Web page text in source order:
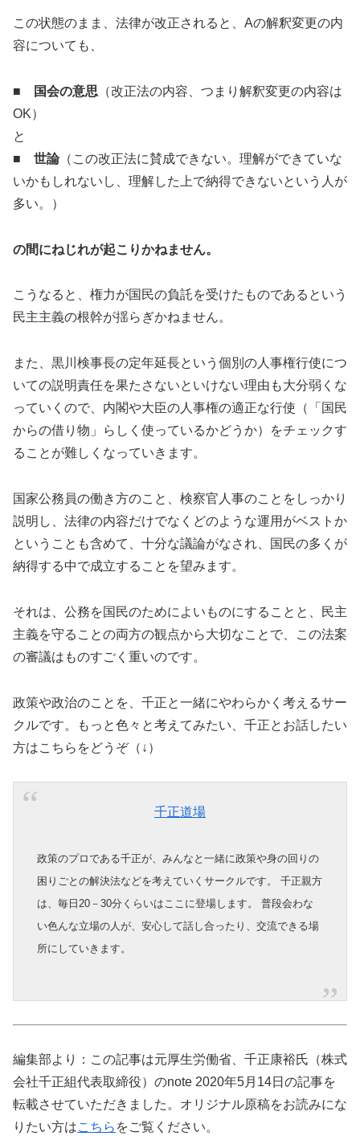
この状態のまま、法律が改正されると、Aの解釈変更の内
容についても、
■ 国会の意思 （改正法の内容、つまり解釈変更の内容は
OK）
と
■ 世論（この改正法に賛成できない。理解ができていな
いかもしれないし、理解した上で納得できないという人が
多い。）
の間にねじれが起こりかねません。
こうなると、権力が国民の負託を受けたものであるという
民主主義の根幹が揺らぎかねません。
また、黒川検事長の定年延長という個別の人事権行使につ
いての説明責任を果たさないといけない理由も大分弱くな
っていくので、内閣や大臣の人事権の適正な行使（「国民
からの借り物」らしく使っているかどうか）をチェックす
ることが難しくなっていきます。
国家公務員の働き方のこと、検察官人事のことをしっかり
説明し、法律の内容だけでなくどのような運用がベストか
ということも含めて、十分な議論がなされ、国民の多くが
納得する中で成立することを望みます。
それは、公務を国民のためによいものにすることと、民主
主義を守ることの両方の観点から大切なことで、この法案
の審議はものすごく重いのです。
政策や政治のことを、千正と一緒にやわらかく考えるサー
クルです。もっと色々と考えてみたい、千正とお話したい
方はこちらをどうぞ（↓）
千正道場
政策のプロである千正が、みんなと一緒に政策や身の回りの
困りごとの解決法などを考えていくサークルです。 千正親方
は、毎日20－30分くらいはここに登場します。 普段会わな
い色んな立場の人が、安心して話し合ったり、交流できる場
所にしていきます。
編集部より：この記事は元厚生労働省、千正康裕氏（株式
会社千正組代表取締役）のnote 2020年5月14日の記事を
転載させていただきました。オリジナル原稿をお読みにな
りたい方はこちら をご覧ください。